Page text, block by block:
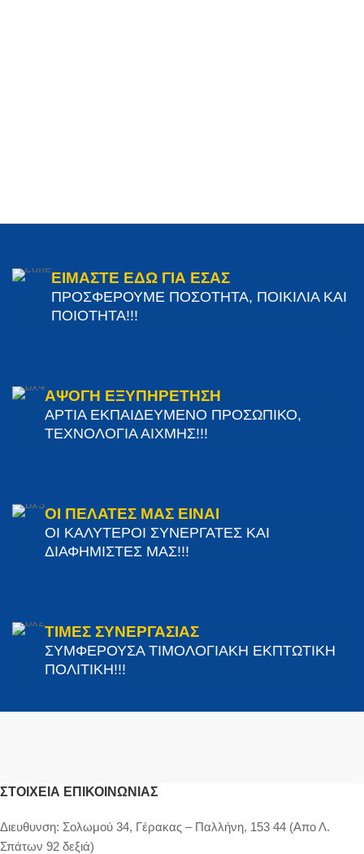
ΕΙΜΑΣΤΕ ΕΔΩ ΓΙΑ ΕΣΑΣ
ΠΡΟΣΦΕΡΟΥΜΕ ΠΟΣΟΤΗΤΑ, ΠΟΙΚΙΛΙΑ ΚΑΙ
ΠΟΙΟΤΗΤΑ!!!
ΑΨΟΓΗ ΕΞΥΠΗΡΕΤΗΣΗ
ΑΡΤΙΑ ΕΚΠΑΙΔΕΥΜΕΝΟ ΠΡΟΣΩΠΙΚΟ,
ΤΕΧΝΟΛΟΓΙΑ ΑΙΧΜΗΣ!!!
ΟΙ ΠΕΛΑΤΕΣ ΜΑΣ ΕΙΝΑΙ
ΟΙ ΚΑΛΥΤΕΡΟΙ ΣΥΝΕΡΓΑΤΕΣ ΚΑΙ
ΔΙΑΦΗΜΙΣΤΕΣ ΜΑΣ!!!
ΤΙΜΕΣ ΣΥΝΕΡΓΑΣΙΑΣ
ΣΥΜΦΕΡΟΥΣΑ ΤΙΜΟΛΟΓΙΑΚΗ ΕΚΠΤΩΤΙΚΗ
ΠΟΛΙΤΙΚΗ!!!
ΣΤΟΙΧΕΊΑ ΕΠΙΚΟΙΝΩΝΊΑΣ
Διευθυνση: Σολωμού 34, Γέρακας – Παλλήνη, 153 44 (Απο Λ.
Σπάτων 92 δεξιά)